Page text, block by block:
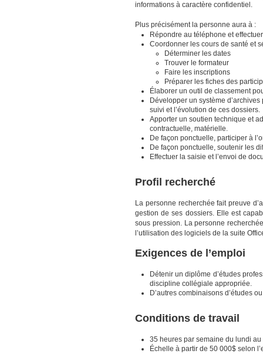
informations à caractère confidentiel.
Plus précisément la personne aura à :
Répondre au téléphone et
Coordonner les cours de santé et
Déterminer les dates
Trouver le formateur
Faire les inscriptions
Préparer les fiches des
Élaborer un outil de classement
Développer un système
suivi et l’évolution de ces dossiers.
Apporter un soutien technique et
contractuelle, matérielle.
De façon ponctuelle, participer à
De façon ponctuelle, soutenir les
Effectuer la saisie et l’envoi de
Profil recherché
La personne recherchée fait preuve
gestion de ses dossiers. Elle est
sous pression. La personne
l’utilisation des logiciels de la suite
Exigences de l’emploi
Détenir un diplôme d’études
discipline collégiale appropriée.
D’autres combinaisons d’études
Conditions de travail
35 heures par semaine du lundi
Échelle à partir de 50 000$ selon